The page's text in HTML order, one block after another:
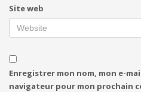
Site web
Enregistrer mon nom, mon e-
navigateur pour mon prochain